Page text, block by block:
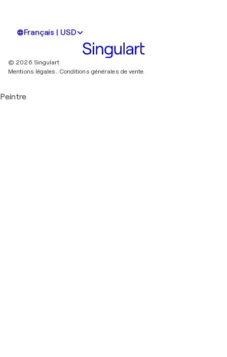
Français | USD
© 2026 Singulart
Mentions légales. Conditions générales de vente
Peintre